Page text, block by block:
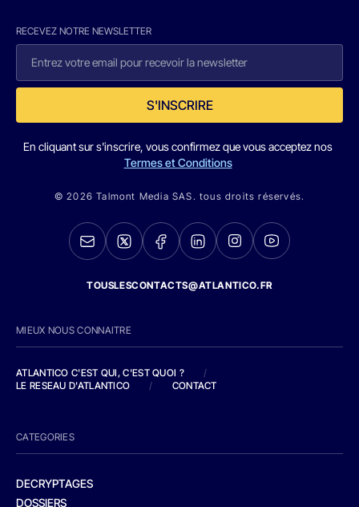
RECEVEZ NOTRE NEWSLETTER
S'INSCRIRE
En cliquant sur s'inscrire, vous confirmez que vous acceptez nos
Termes et Conditions
© 2026 Talmont Media SAS. tous droits réservés.
TOUSLESCONTACTS@ATLANTICO.FR
MIEUX NOUS CONNAITRE
ATLANTICO C'EST QUI, C'EST QUOI ?
/
LE RESEAU D'ATLANTICO
/ CONTACT
CATEGORIES
DECRYPTAGES
DOSSIERS